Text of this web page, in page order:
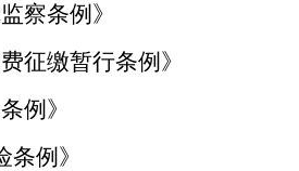
察条例》
征缴暂行条例》
例》
条例》